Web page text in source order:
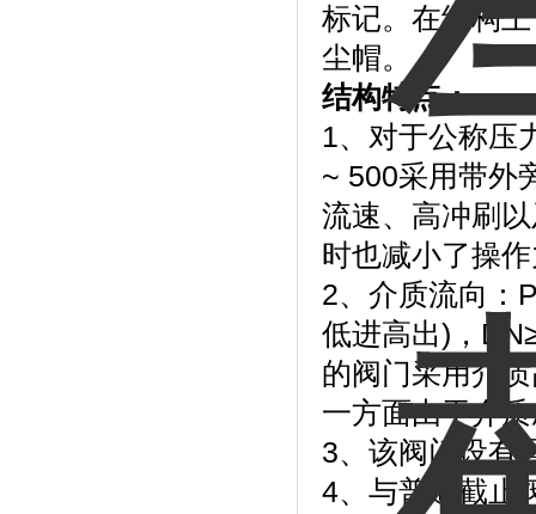
标记。在结构
尘帽。
结构特点：
1、对于公称压
~ 500采用带外
流速、高冲刷
时也减小了操
2、介质流向：
低进高出)，
的阀门采用介
一方面由于介
3、该阀门设有
4、与普通截止